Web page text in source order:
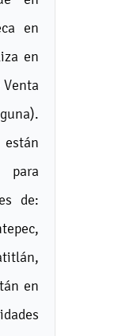
en
en
Venta
para
de:
en